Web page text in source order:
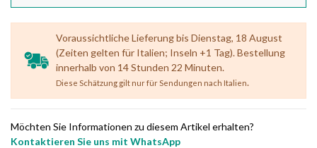
Voraussichtliche Lieferung bis Dienstag, 18 August
(Zeiten gelten für Italien; Inseln +1 Tag). Bestellung
innerhalb von 14 Stunden 22 Minuten.
Diese Schätzung gilt nur für Sendungen nach Italien.
Möchten Sie Informationen zu diesem Artikel erhalten?
Kontaktieren Sie uns mit WhatsApp